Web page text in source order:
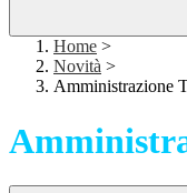
Home >
Novità >
Amministrazione